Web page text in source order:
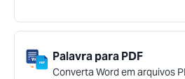
Palavra para PDF
Converta Word em arquivos